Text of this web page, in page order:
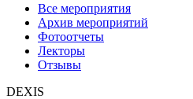
Все мероприятия
Архив мероприятий
Фотоотчеты
Лекторы
Отзывы
DEXIS